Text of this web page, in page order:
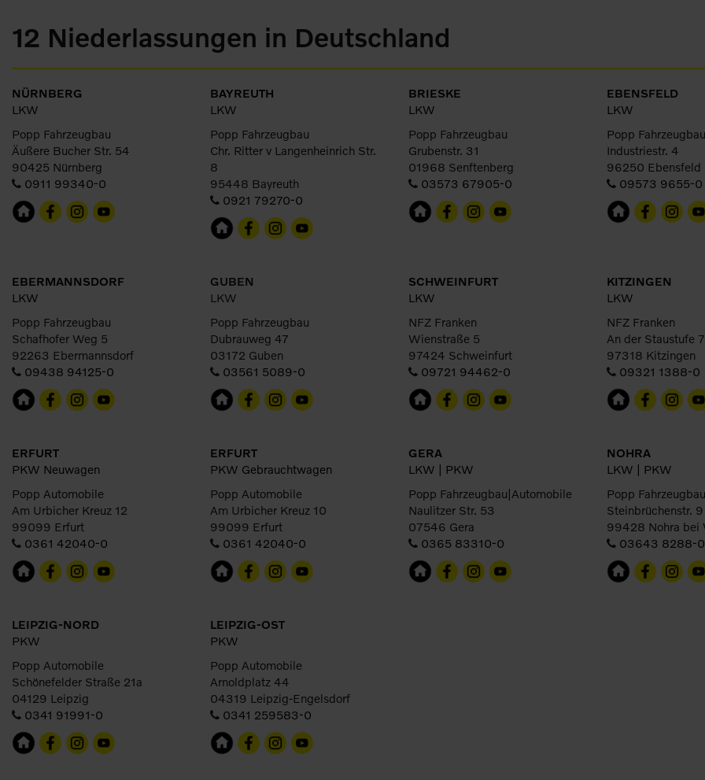
12 Niederlassungen in Deutschland
NÜRNBERG
LKW
Popp Fahrzeugbau
Äußere Bucher Str. 54
90425 Nürnberg
0911 99340-0
BAYREUTH
LKW
Popp Fahrzeugbau
Chr. Ritter v Langenheinrich Str.
8
95448 Bayreuth
0921 79270-0
BRIESKE
LKW
Popp Fahrzeugbau
Grubenstr. 31
01968 Senftenberg
03573 67905-0
EBENSFELD
LKW
Popp Fahrzeugbau
Industriestr. 4
96250 Ebensfeld
09573 9655-0
EBERMANNSDORF
LKW
Popp Fahrzeugbau
Schafhofer Weg 5
92263 Ebermannsdorf
09438 94125-0
GUBEN
LKW
Popp Fahrzeugbau
Dubrauweg 47
03172 Guben
03561 5089-0
SCHWEINFURT
LKW
NFZ Franken
Wienstraße 5
97424 Schweinfurt
09721 94462-0
KITZINGEN
LKW
NFZ Franken
An der Staustufe 7
97318 Kitzingen
09321 1388-0
ERFURT
PKW Neuwagen
Popp Automobile
Am Urbicher Kreuz 12
99099 Erfurt
0361 42040-0
ERFURT
PKW Gebrauchtwagen
Popp Automobile
Am Urbicher Kreuz 10
99099 Erfurt
0361 42040-0
GERA
LKW | PKW
Popp Fahrzeugbau|Automobile
Naulitzer Str. 53
07546 Gera
0365 83310-0
NOHRA
LKW | PKW
Popp
Steinbrüchenstr. 9
99428 Nohra bei
03643 8288-0
LEIPZIG-NORD
PKW
Popp Automobile
Schönefelder Straße 21a
04129 Leipzig
0341 91991-0
LEIPZIG-OST
PKW
Popp Automobile
Arnoldplatz 44
04319 Leipzig-Engelsdorf
0341 259583-0